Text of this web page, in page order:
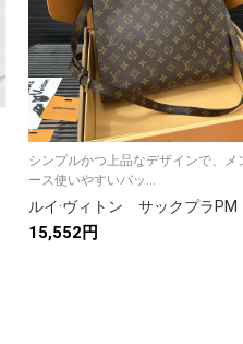
シンプルかつ上品なデザインで、メ
ース使いやすいバッ...
15,552円